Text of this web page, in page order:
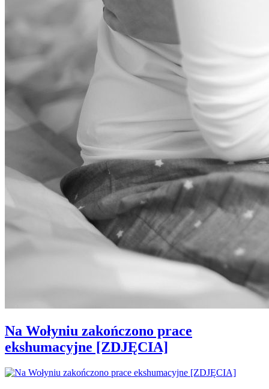
Na Wołyniu zakończono prace
ekshumacyjne [ZDJĘCIA]